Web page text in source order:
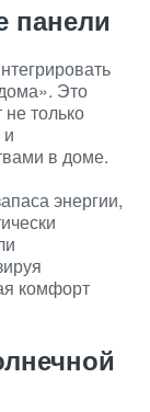
панели
Это
только
в доме.
энергии,
комфорт